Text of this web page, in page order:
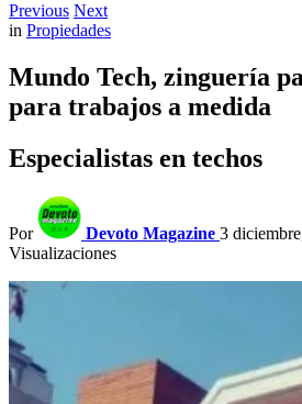
Previous Next
in Propiedades
Mundo Tech, zinguería
para trabajos a medida
Especialistas en techos
Por Devoto Magazine 3
Visualizaciones